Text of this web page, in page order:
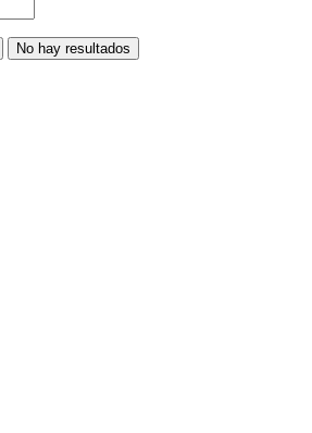
No hay resultados